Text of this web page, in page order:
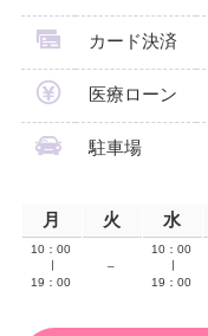
カード決済
医療ローン
駐車場
月 火 水
10：00
19：00
–
10：00
19：00